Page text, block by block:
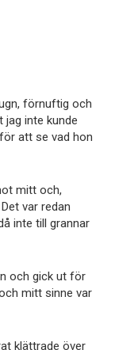
förnuftig och
jag inte kunde
att se vad hon
mitt och,
var redan
inte till grannar
och gick ut för
mitt sinne var
klättrade över